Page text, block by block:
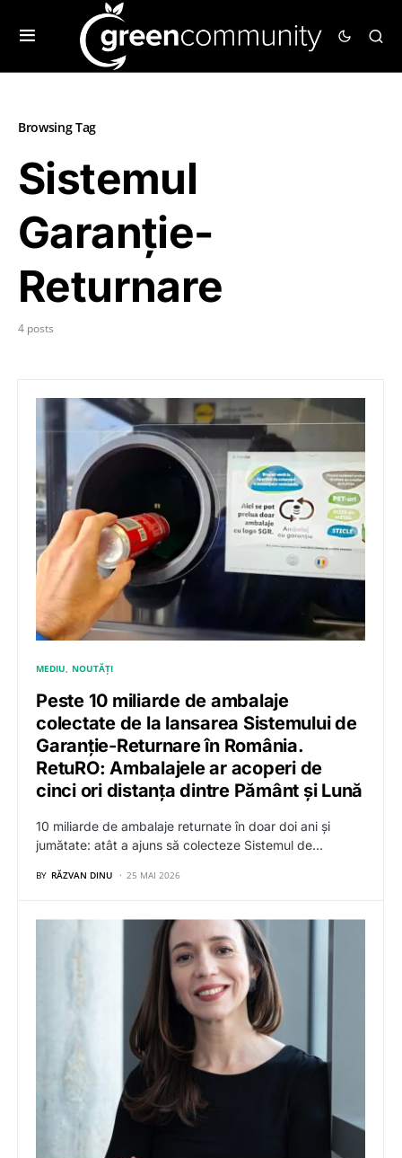
Browsing Tag
Sistemul
Garanție-
Returnare
4 posts
MEDIU NOUTĂȚI
Peste 10 miliarde de ambalaje
colectate de la lansarea Sistemului de
Garanție-Returnare în România.
RetuRO: Ambalajele ar acoperi de
cinci ori distanța dintre Pământ și Lună
10 miliarde de ambalaje returnate în doar doi ani și
jumătate: atât a ajuns să colecteze Sistemul de…
BY RĂZVAN DINU 25 MAI 2026